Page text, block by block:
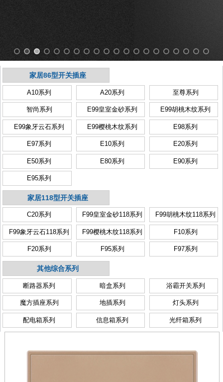
家居86型开关插座
A10系列 A20系列 至尊系列
智尚系列 E99皇室金砂系列 E99胡桃木纹系列
E99象牙云石系列 E99樱桃木纹系列 E98系列
E97系列 E10系列 E20系列
E50系列 E80系列 E90系列
E95系列
家居118型开关插座
C20系列 F99皇室金砂118系列 F99胡桃木纹118系列
F99象牙云石118系列 F99樱桃木纹118系列 F10系列
F20系列 F95系列 F97系列
其他综合系列
断路器系列 暗盒系列 浴霸开关系列
魔方插座系列 地插系列 灯头系列
配电箱系列 信息箱系列 光纤箱系列